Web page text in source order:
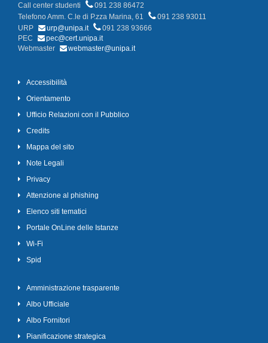
Call center studenti
091 238 86472
Telefono Amm. C.le di P.zza Marina, 61
091 238 93011
URP
urp@unipa.it
091 238 93666
PEC
pec@cert.unipa.it
Webmaster
webmaster@unipa.it
Accessibilità
Orientamento
Ufficio Relazioni con il Pubblico
Credits
Mappa del sito
Note Legali
Privacy
Attenzione al phishing
Elenco siti tematici
Portale OnLine delle Istanze
Wi-Fi
Spid
Amministrazione trasparente
Albo Ufficiale
Albo Fornitori
Pianificazione strategica